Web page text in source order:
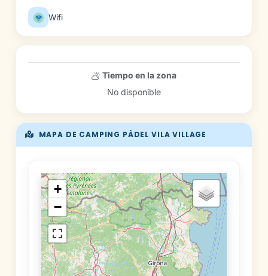
Wifi
MAPA DE CAMPING PÀDEL VILA VILLAGE
+
−
Tiempo en la zona
No disponible